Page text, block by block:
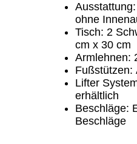
ohne
Tisch: 2
cm x 30 cm
Armlehnen:
Fußstützen:
Lifter
erhältlich
Beschläge:
Beschläge